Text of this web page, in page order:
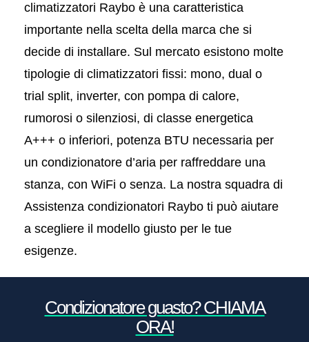
climatizzatori Raybo è una caratteristica
importante nella scelta della marca che si
decide di installare. Sul mercato esistono molte
tipologie di climatizzatori fissi: mono, dual o
trial split, inverter, con pompa di calore,
rumorosi o silenziosi, di classe energetica
A+++ o inferiori, potenza BTU necessaria per
un condizionatore d’aria per raffreddare una
stanza, con WiFi o senza. La nostra squadra di
Assistenza condizionatori Raybo ti può aiutare
a scegliere il modello giusto per le tue
esigenze.
Condizionatore guasto? CHIAMA
ORA!